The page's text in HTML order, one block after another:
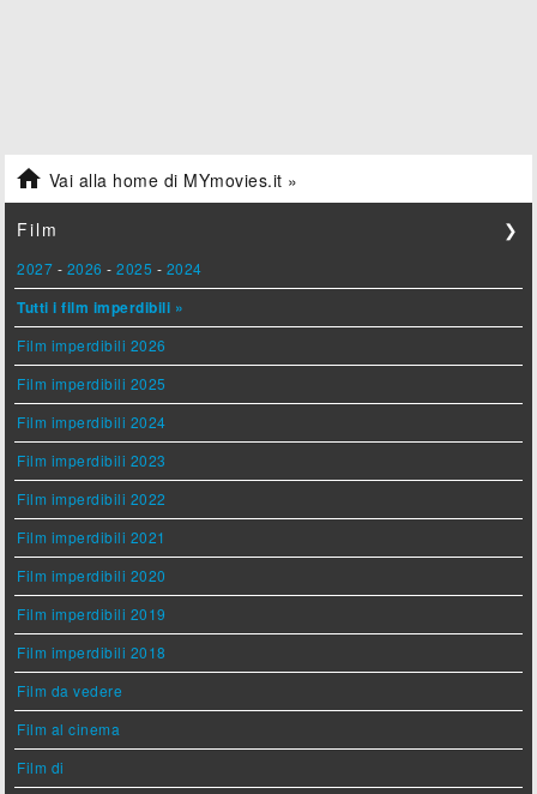
 Vai alla home di MYmovies.it »
Film ❯
2027 - 2026 -2025 - 2024
Tutti i film imperdibili »
Film imperdibili 2026
Film imperdibili 2025
Film imperdibili 2024
Film imperdibili 2023
Film imperdibili 2022
Film imperdibili 2021
Film imperdibili 2020
Film imperdibili 2019
Film imperdibili 2018
Film da vedere
Film al cinema
Film di